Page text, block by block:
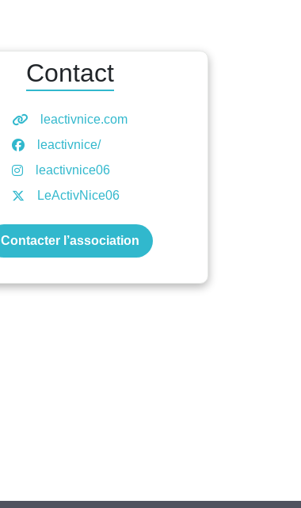
Contact
leactivnice.com
leactivnice/
leactivnice06
LeActivNice06
Contacter l’association